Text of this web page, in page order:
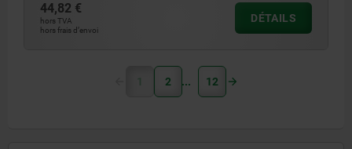
44,82 €
hors TVA
hors frais d’envoi
DÉTAILS
1 2 12